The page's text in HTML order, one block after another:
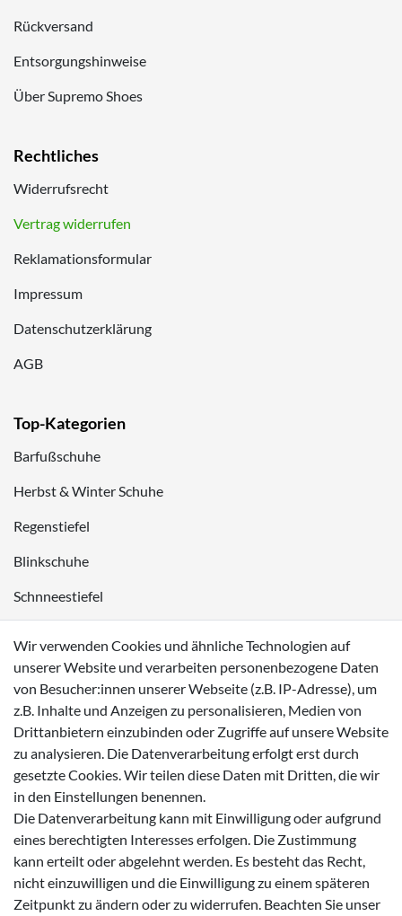
Rückversand
Entsorgungshinweise
Über Supremo Shoes
Rechtliches
Widerrufsrecht
Vertrag widerrufen
Reklamationsformular
Impressum
Datenschutzerklärung
AGB
Top-Kategorien
Barfußschuhe
Herbst & Winter Schuhe
Regenstiefel
Blinkschuhe
Schnneestiefel
Sneaker
Zahlungsmöglichkeiten
Versanddienstleister
Wir verwenden Cookies und ähnliche Technologien auf
unserer Website und verarbeiten personenbezogene Daten
von Besucher:innen unserer Webseite (z.B. IP-Adresse), um
z.B. Inhalte und Anzeigen zu personalisieren, Medien von
Drittanbietern einzubinden oder Zugriffe auf unsere Website
zu analysieren. Die Datenverarbeitung erfolgt erst durch
gesetzte Cookies. Wir teilen diese Daten mit Dritten, die wir
in den Einstellungen benennen.
Die Datenverarbeitung kann mit Einwilligung oder aufgrund
eines berechtigten Interesses erfolgen. Die Zustimmung
kann erteilt oder abgelehnt werden. Es besteht das Recht,
nicht einzuwilligen und die Einwilligung zu einem späteren
Zeitpunkt zu ändern oder zu widerrufen. Beachten Sie unser